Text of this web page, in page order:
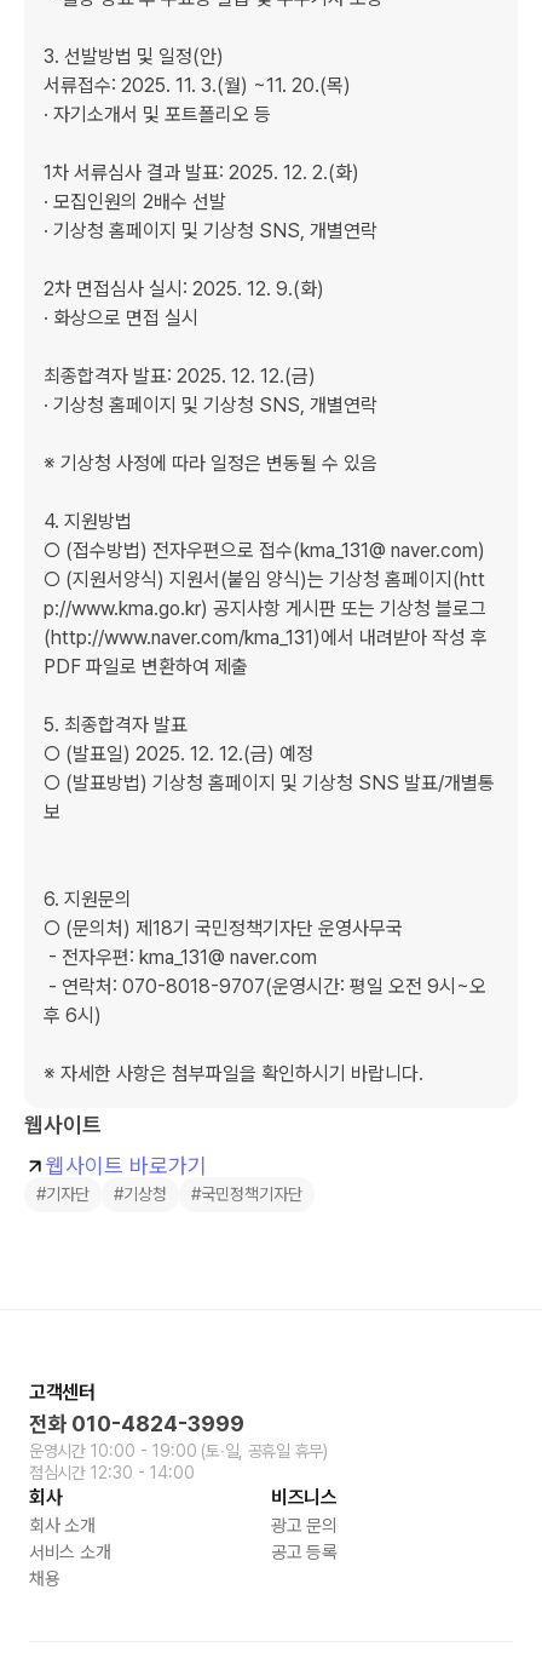
3. 선발방법 및 일정(안)
서류접수: 2025. 11. 3.(월) ~11. 20.(목)
· 자기소개서 및 포트폴리오 등
1차 서류심사 결과 발표: 2025. 12. 2.(화)
· 모집인원의 2배수 선발
· 기상청 홈페이지 및 기상청 SNS, 개별연락
2차 면접심사 실시: 2025. 12. 9.(화)
· 화상으로 면접 실시
최종합격자 발표: 2025. 12. 12.(금)
· 기상청 홈페이지 및 기상청 SNS, 개별연락
※ 기상청 사정에 따라 일정은 변동될 수 있음
4. 지원방법
○ (접수방법) 전자우편으로 접수(kma_131@ naver.com)
○ (지원서양식) 지원서(붙임 양식)는 기상청 홈페이지(htt
p://www.kma.go.kr) 공지사항 게시판 또는 기상청 블로그
(http://www.naver.com/kma_131)에서 내려받아 작성 후
PDF 파일로 변환하여 제출
5. 최종합격자 발표
○ (발표일) 2025. 12. 12.(금) 예정
○ (발표방법) 기상청 홈페이지 및 기상청 SNS 발표/개별통
보
6. 지원문의
○ (문의처) 제18기 국민정책기자단 운영사무국
후 6시)
※ 자세한 사항은 첨부파일을 확인하시기 바랍니다.
웹사이트
웹사이트 바로가기
#기자단 #기상청 #국민정책기자단
고객센터
전화 010-4824-3999
운영시간 10:00 - 19:00 (토∙일, 공휴일 휴무)
점심시간 12:30 - 14:00
회사
회사 소개
서비스 소개
채용
비즈니스
광고 문의
공고 등록